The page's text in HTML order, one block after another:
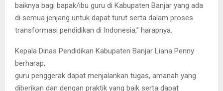
baiknya bagi bapak/ibu guru di Kabupaten Banjar yang ada
di semua jenjang untuk dapat turut serta dalam proses
transformasi pendidikan di Indonesia,” harapnya.
Kepala Dinas Pendidikan Kabupaten Banjar Liana Penny
berharap,
guru penggerak dapat menjalankan tugas, amanah yang
diberikan dan dengan praktik yang baik serta dapat